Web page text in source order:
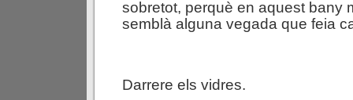
sobretot, perquè en aquest bany
semblà alguna vegada que feia
Darrere els vidres.